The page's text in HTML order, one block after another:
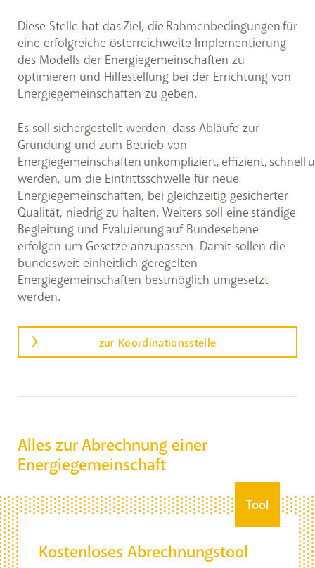
Diese Stelle hat das Ziel, die Rahmenbedingungen für
eine erfolgreiche österreichweite Implementierung
des Modells der Energiegemeinschaften zu
optimieren und Hilfestellung bei der Errichtung von
Energiegemeinschaften zu geben.
Es soll sichergestellt werden, dass Abläufe zur
Gründung und zum Betrieb von
Energiegemeinschaften unkompliziert, effizient, schnell
werden, um die Eintrittsschwelle für neue
Energiegemeinschaften, bei gleichzeitig gesicherter
Qualität, niedrig zu halten. Weiters soll eine ständige
Begleitung und Evaluierung auf Bundesebene
erfolgen um Gesetze anzupassen. Damit sollen die
bundesweit einheitlich geregelten
Energiegemeinschaften bestmöglich umgesetzt
werden.
zur Koordinationsstelle
Alles zur Abrechnung einer
Energiegemeinschaft
Tool
Kostenloses Abrechnungstool